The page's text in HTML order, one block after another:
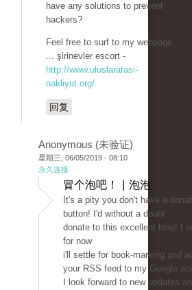
have any solutions to prevent
hackers?
Feel free to surf to my webpage
... şirinevler escort -
http://www.uluslararasi-
nakliyat.org/
回复
Anonymous (未验证)
星期三, 06/05/2019 - 08:10
永久连接
冒个泡吧！ | 泡泡
It's a pity you don't have a
button! I'd without a doubt
donate to this excellent blog! I
for now
i'll settle for book-marking and
your RSS feed to my Google
I look forward to new updates